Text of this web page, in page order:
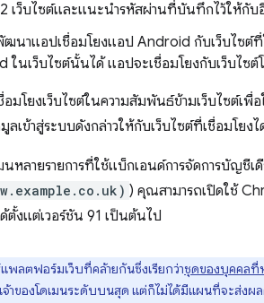
2 เว็บไซต์และแนะนำรหัสผ่านที่บันทึกไว้ให้กับ
นาแอปเชื่อมโยงแอป Android กับเว็บไซต์
ในเว็บไซต์นั้นได้ แอปจะเชื่อมโยงกับเว็บไซต์
โยงเว็บไซต์ในความสัมพันธ์ข้ามเว็บไซต์เพื่
เข้าสู่ระบบดังกล่าวให้กับเว็บไซต์ที่เชื่อมโยงไ
หลายรายการที่ใช้แบ็กเอนด์การจัดการบัญชีเ
) คุณสามารถเปิดใช้
ตั้งแต่เวอร์ชัน 91 เป็นต้นไป
พลตฟอร์มเว็บที่คล้ายกันซึ่งเรียกว่าชุดของบุคคลที่
จ้าของโดเมนระดับบนสุด แต่ก็ไม่ได้มีแผนที่จะส่ง